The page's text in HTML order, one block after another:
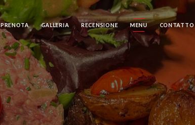
PRENOTA GALLERIA RECENSIONE MENU CONTATTO